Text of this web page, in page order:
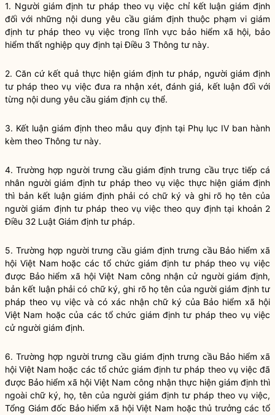
1. Người giám định tư pháp theo vụ việc chỉ kết luận giám định
đối với những nội dung yêu cầu giám định thuộc phạm vi giám
định tư pháp theo vụ việc trong lĩnh vực bảo hiểm xã hội, bảo
hiểm thất nghiệp quy định tại Điều 3 Thông tư này.
2. Căn cứ kết quả thực hiện giám định tư pháp, người giám định
tư pháp theo vụ việc đưa ra nhận xét, đánh giá, kết luận đối với
từng nội dung yêu cầu giám định cụ thể.
3. Kết luận giám định theo mẫu quy định tại Phụ lục IV ban hành
kèm theo Thông tư này.
4. Trường hợp người trưng cầu giám định trưng cầu trực tiếp cá
nhân người giám định tư pháp theo vụ việc thực hiện giám định
thì bản kết luận giám định phải có chữ ký và ghi rõ họ tên của
người giám định tư pháp theo vụ việc theo quy định tại khoản 2
Điều 32 Luật Giám định tư pháp.
5. Trường hợp người trưng cầu giám định trưng cầu Bảo hiểm xã
hội Việt Nam hoặc các tổ chức giám định tư pháp theo vụ việc
được Bảo hiểm xã hội Việt Nam công nhận cử người giám định,
bản kết luận phải có chữ ký, ghi rõ họ tên của người giám định tư
pháp theo vụ việc và có xác nhận chữ ký của Bảo hiểm xã hội
Việt Nam hoặc của các tổ chức giám định tư pháp theo vụ việc
cử người giám định.
6. Trường hợp người trưng cầu giám định trưng cầu Bảo hiểm xã
hội Việt Nam hoặc các tổ chức giám định tư pháp theo vụ việc đã
được Bảo hiểm xã hội Việt Nam công nhận thực hiện giám định thì
ngoài chữ ký, họ, tên của người giám định tư pháp theo vụ việc,
Tổng Giám đốc Bảo hiểm xã hội Việt Nam hoặc thủ trưởng các tổ